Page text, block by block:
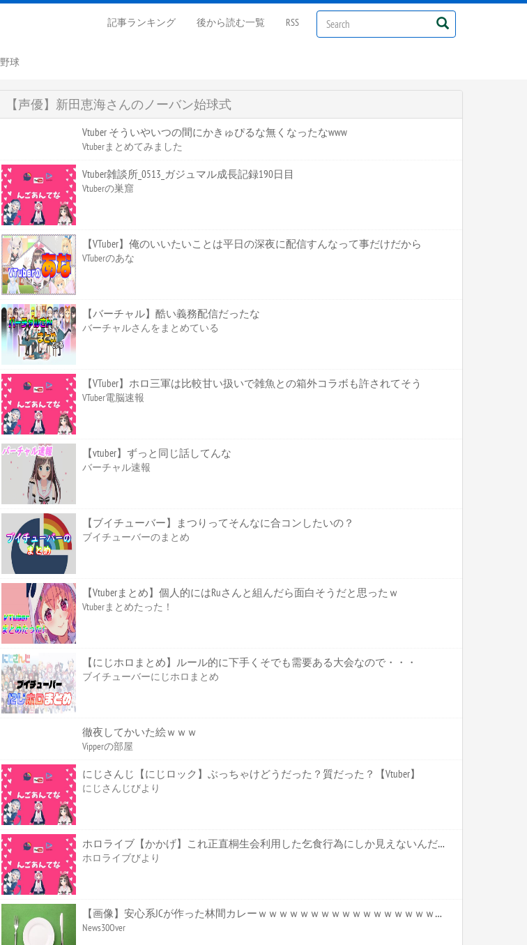
記事ランキング 後から読む一覧 RSS
野球
【声優】新田恵海さんのノーバン始球式
Vtuber そういやいつの間にかきゅぴるな無くなったなwww
Vtuberまとめてみました
Vtuber雑談所_0513_ガジュマル成長記録190日目
Vtuberの巣窟
【VTuber】俺のいいたいことは平日の深夜に配信すんなって事だけだから
VTuberのあな
【バーチャル】酷い義務配信だったな
バーチャルさんをまとめている
【VTuber】ホロ三軍は比較甘い扱いで雑魚との箱外コラボも許されてそう
VTuber電脳速報
【vtuber】ずっと同じ話してんな
バーチャル速報
【ブイチューバー】まつりってそんなに合コンしたいの？
ブイチューバーのまとめ
【Vtuberまとめ】個人的にはRuさんと組んだら面白そうだと思ったｗ
Vtuberまとめたった！
【にじホロまとめ】ルール的に下手くそでも需要ある大会なので・・・
ブイチューバーにじホロまとめ
徹夜してかいた絵ｗｗｗ
Vipperの部屋
にじさんじ【にじロック】ぶっちゃけどうだった？質だった？【Vtuber】
にじさんじびより
ホロライブ【かかげ】これ正直桐生会利用した乞食行為にしか見えないんだがいいのかこれ かかげって直接関わりがあるわけじゃないだろ【Vtuber】
ホロライブびより
【画像】安心系JCが作った林間カレーｗｗｗｗｗｗｗｗｗｗｗｗｗｗｗｗｗｗｗｗｗｗｗｗ
News30Over